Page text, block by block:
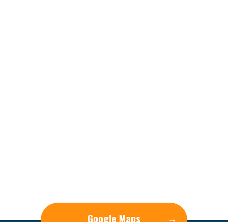
Google Maps →